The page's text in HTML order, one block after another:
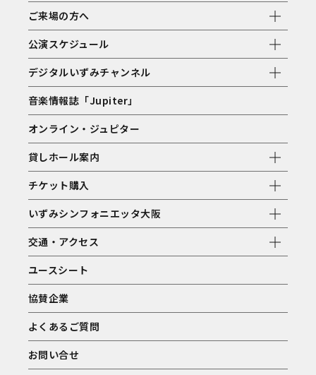
ご来場の方へ
公演スケジュール
デジタルいずみチャンネル
音楽情報誌「Jupiter」
オンライン・ジュピター
貸しホール案内
チケット購入
いずみシンフォニエッタ大阪
交通・アクセス
ユースシート
協賛企業
よくあるご質問
お問い合せ